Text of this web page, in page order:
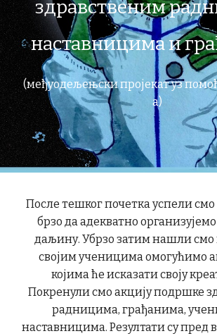
здравственим
наставницима и
(међуодељењски пројекат уз
а)
После тешког почетка успели
брзо да адекватно
даљину. Убрзо затим нашли смо
својим ученицима омогућимо
којима ће исказати своју
Покренули смо акцију подршке
радницима, грађанима,
наставницима. Резултати су пред